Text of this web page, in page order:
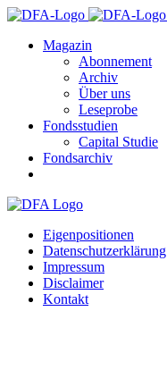
Magazin
Abonnement
Archiv
Über uns
Leseprobe
Fondsstudien
Capital Studie
Fondsarchiv
Eigenpositionen
Datenschutzerklärung
Impressum
Disclaimer
Kontakt